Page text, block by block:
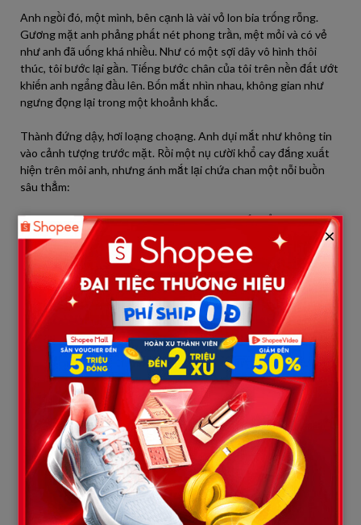
Anh ngồi đó, một mình, bên cạnh là vài vỏ lon bia trống rỗng.
Gương mặt anh phảng phất nét phong trần, mệt mỏi và có vẻ
như anh đã uống khá nhiều. Như có một sợi dây vô hình thôi
thúc, tôi bước lại gần. Tiếng bước chân của tôi trên nền đất ướt
khiến anh ngẩng đầu lên. Bốn mắt nhìn nhau, không gian như
ngưng đọng lại trong một khoảnh khắc.
Thành đứng dậy, hơi loạng choạng. Anh dụi mắt như không tin
vào cảnh tượng trước mặt. Rồi một nụ cười khổ cay đắng xuất
hiện trên môi anh, nhưng ánh mắt lại chứa chan một nỗi buồn
sâu thẳm:
“Phương… là em thật sao? Dạo này… em sống ổn không?”
Nhìn người đàn ông từng chung chăn gối nay gầy gộc và tiều
tụy đi nhiều, lòng tôi dâng lên một cảm xúc hỗn độn khó tả. Tôi
nhìn xuống chiếc bụng bầu đã lộ rõ sau lớp áo khoác, khẽ gật
“Em ổn. Còn anh?”
Anh không trả lời, chỉ nhìn chằm chằm vào bụng tôi, ánh mắt vụt
qua một tia đau đớn rồi vụt tắt. Lúc này, trời bắt đầu đổ mưa
nặng hạt hơn, gió rít qua từng kẽ lá. Thành loạng choạng suýt
ngã. Chỗ này lại ngay gần căn chung cư của tôi và Minh, nhìn
anh trong tình trạng không tỉnh táo, cô độc giữa đêm mưa gió,
phần ích kỷ và cả chút tình nghĩa cũ trong tôi trỗi dậy. Tôi không
thể bỏ mặc anh ở đây.
“Nhà em ngay kia. Anh… có muốn vào lánh mưa một lát cho
tỉnh rượu không?”– Tôi ngập ngừng đề nghị.
×